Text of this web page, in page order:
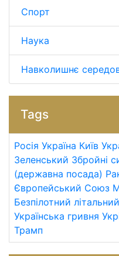
Спорт
Наука
Навколишнє
Tags
Росія Україна Київ
Зеленський Збройні
(державна посада)
Європейський Союз
Безпілотний
Українська гривня
Трамп